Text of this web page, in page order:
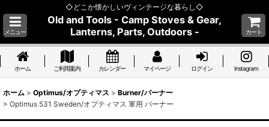
◇どこか懐かしいヴィンテージな暮らし◇
メニュー
Old and Tools - Camp Stoves & Gear,
Lanterns, Parts, Outdoors -
カート
ホーム ご利用案内 カレンダー マイページ ログイン Instagram
ホーム > Optimus/オプティマス > Burner/バーナー
> Optimus 531 Sweden/オプティマス 軍用 バーナー